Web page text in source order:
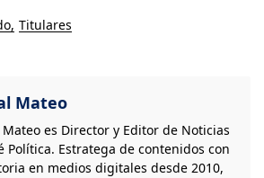
Titulares
Mateo
es Director y Editor de Noticias
Política. Estratega de contenidos con
en medios digitales desde 2010,